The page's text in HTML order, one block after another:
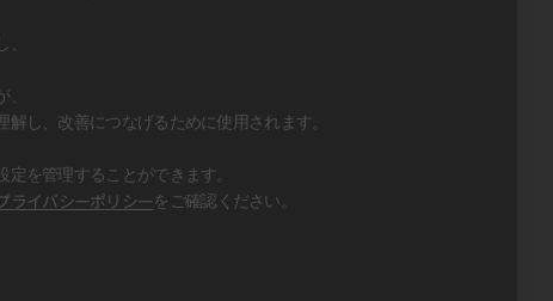
し、改善につなげるために使用されます。
を管理することができます。
ライバシーポリシーをご確認ください。